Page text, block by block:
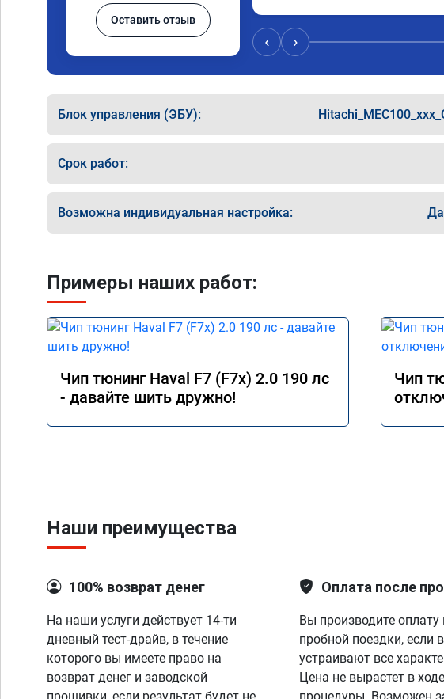
Оставить отзыв
‹ ›
Блок управления (ЭБУ):
Срок работ:
Возможна индивидуальная настройка:
Примеры наших работ:
Чип тюнинг Haval F7 (F7x) 2.0 190 лс
- давайте шить дружно!
Чип
Наши преимущества
100% возврат денег
На наши услуги действует 14-ти
дневный тест-драйв, в течение
которого вы имеете право на
возврат денег и заводской
Оплата после
Вы производите оплату
пробной поездки, если
устраивают все
Цена не вырастет в ходе